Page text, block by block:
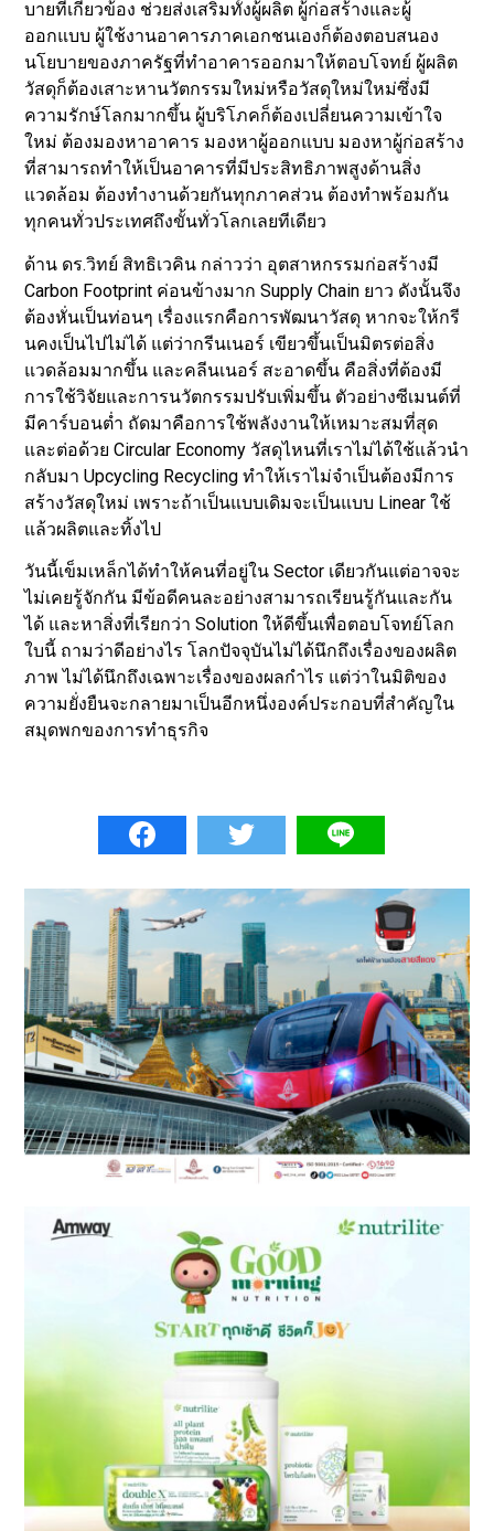
บายที่เกี่ยวข้อง ช่วยส่งเสริมทั้งผู้ผลิต ผู้ก่อสร้างและผู้
ออกแบบ ผู้ใช้งานอาคารภาคเอกชนเองก็ต้องตอบสนอง
นโยบายของภาครัฐที่ทําอาคารออกมาให้ตอบโจทย์ ผู้ผลิต
วัสดุก็ต้องเสาะหานวัตกรรมใหม่หรือวัสดุใหม่ใหม่ซึ่งมี
ความรักษ์โลกมากขึ้น ผู้บริโภคก็ต้องเปลี่ยนความเข้าใจ
ใหม่ ต้องมองหาอาคาร มองหาผู้ออกแบบ มองหาผู้ก่อสร้าง
ที่สามารถทําให้เป็นอาคารที่มีประสิทธิภาพสูงด้านสิ่ง
แวดล้อม ต้องทํางานด้วยกันทุกภาคส่วน ต้องทําพร้อมกัน
ทุกคนทั่วประเทศถึงขั้นทั่วโลกเลยทีเดียว
ด้าน ดร.วิทย์ สิทธิเวคิน กล่าวว่า อุตสาหกรรมก่อสร้างมี
Carbon Footprint ค่อนข้างมาก Supply Chain ยาว ดังนั้นจึง
ต้องหั่นเป็นท่อนๆ เรื่องแรกคือการพัฒนาวัสดุ หากจะให้กรี
นคงเป็นไปไม่ได้ แต่ว่ากรีนเนอร์ เขียวขึ้นเป็นมิตรต่อสิ่ง
แวดล้อมมากขึ้น และคลีนเนอร์ สะอาดขึ้น คือสิ่งที่ต้องมี
การใช้วิจัยและการนวัตกรรมปรับเพิ่มขึ้น ตัวอย่างซีเมนต์ที่
มีคาร์บอนต่ำ ถัดมาคือการใช้พลังงานให้เหมาะสมที่สุด
และต่อด้วย Circular Economy วัสดุไหนที่เราไม่ได้ใช้แล้วนํา
กลับมา Upcycling Recycling ทำให้เราไม่จำเป็นต้องมีการ
สร้างวัสดุใหม่ เพราะถ้าเป็นแบบเดิมจะเป็นแบบ Linear ใช้
แล้วผลิตและทิ้งไป
วันนี้เข็มเหล็กได้ทำให้คนที่อยู่ใน Sector เดียวกันแต่อาจจะ
ไม่เคยรู้จักกัน มีข้อดีคนละอย่างสามารถเรียนรู้กันและกัน
ได้ และหาสิ่งที่เรียกว่า Solution ให้ดีขึ้นเพื่อตอบโจทย์โลก
ใบนี้ ถามว่าดีอย่างไร โลกปัจจุบันไม่ได้นึกถึงเรื่องของผลิต
ภาพ ไม่ได้นึกถึงเฉพาะเรื่องของผลกําไร แต่ว่าในมิติของ
ความยั่งยืนจะกลายมาเป็นอีกหนึ่งองค์ประกอบที่สำคัญใน
สมุดพกของการทำธุรกิจ